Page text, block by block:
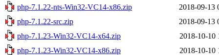
php-7.1.22-nts-Win32-VC14-x86.zip
2018-09-13
php-7.1.22-src.zip
2018-09-13
php-7.1.23-Win32-VC14-x64.zip
2018-10-10
php-7.1.23-Win32-VC14-x86.zip
2018-10-10